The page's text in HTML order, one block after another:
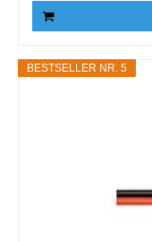
BESTSELLER NR. 5